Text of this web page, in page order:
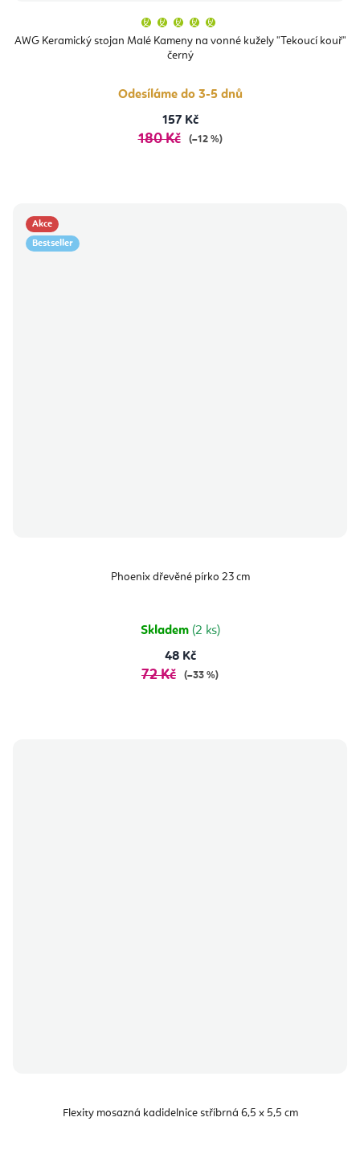
AWG Keramický stojan Malé Kameny na vonné kužely "Tekoucí kouř"
černý
produktu
je
hvězdiček.
Odesíláme do 3-5 dnů
157 Kč
180 Kč (–12 %)
Akce
Bestseller
Phoenix dřevěné pírko 23 cm
Skladem (2 ks)
48 Kč
72 Kč (–33 %)
Flexity mosazná kadidelnice stříbrná 6,5 x 5,5 cm